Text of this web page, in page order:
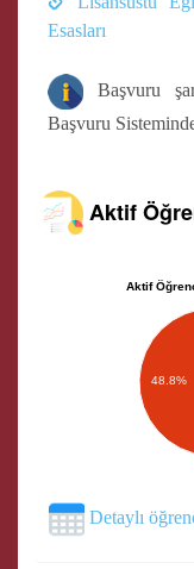
Esasları
Başvuru
Başvuru
Aktif
Aktif
48.8%
Detaylı